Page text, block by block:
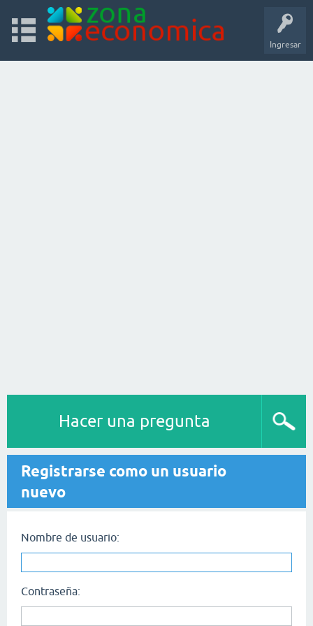
Ingresar
Hacer una pregunta
Registrarse como un usuario
nuevo
Nombre de usuario:
Contraseña: